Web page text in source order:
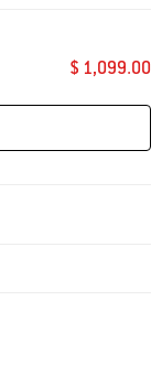
$ 1,099.00